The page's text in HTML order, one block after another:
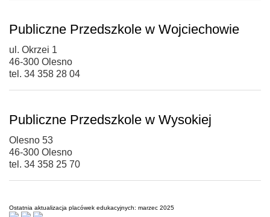
Publiczne Przedszkole w Wojciechowie
ul. Okrzei 1
46-300 Olesno
tel. 34 358 28 04
Publiczne Przedszkole w Wysokiej
Olesno 53
46-300 Olesno
tel. 34 358 25 70
Ostatnia aktualizacja placówek edukacyjnych: marzec 2025